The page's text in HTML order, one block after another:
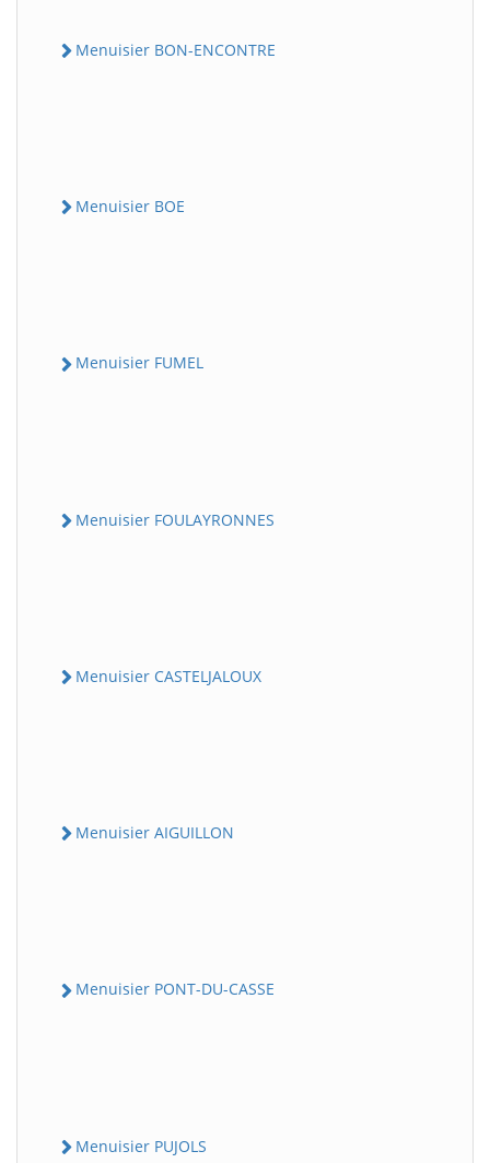
Menuisier BON-ENCONTRE
Menuisier BOE
Menuisier FUMEL
Menuisier FOULAYRONNES
Menuisier CASTELJALOUX
Menuisier AIGUILLON
Menuisier PONT-DU-CASSE
Menuisier PUJOLS